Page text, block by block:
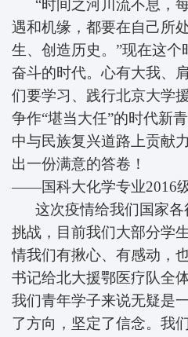
“时间之河川流不息，
遇和机缘，都要在自己所
生、创造历史。”现在这
奋斗的时代。心有大我、
们要学习、践行北京大学
争作“堪当大任”的时代新
中与民族复兴道路上贡献
出一份满意的答卷！
——国科大化学专业2016
这次疫情给我们国家各
挑战，目前我们大部分学
情我们有揪心、有感动，
书记给北大援鄂医疗队全
我们青年学子来说无疑是
了方向，坚定了信念。我